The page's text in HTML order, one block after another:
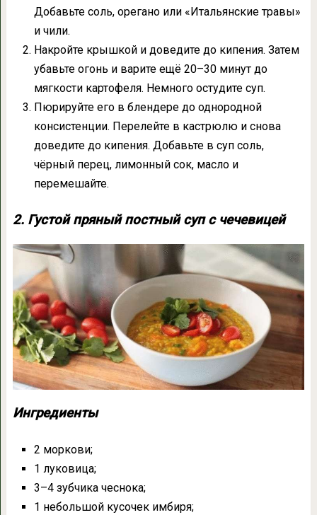
Добавьте соль, орегано или «Итальянские травы»
и чили.
Накройте крышкой и доведите до кипения. Затем
убавьте огонь и варите ещё 20–30 минут до
мягкости картофеля. Немного остудите суп.
Пюрируйте его в блендере до однородной
консистенции. Перелейте в кастрюлю и снова
доведите до кипения. Добавьте в суп соль,
чёрный перец, лимонный сок, масло и
перемешайте.
2. Густой пряный постный суп c чечевицей
Ингредиенты
2 моркови;
1 луковица;
3–4 зубчика чеснока;
1 небольшой кусочек имбиря;